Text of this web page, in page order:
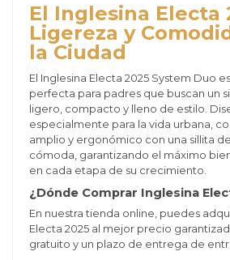
El Inglesina Electa
Ligereza y
la Ciudad
El Inglesina Electa 2025 System Duo
perfecta para padres que buscan un
ligero, compacto y lleno de estilo.
especialmente para la vida urbana,
amplio y ergonómico con una sillita
cómoda, garantizando el máximo
en cada etapa de su crecimiento.
¿Dónde Comprar Inglesina
En nuestra tienda online, puedes
Electa 2025 al mejor precio
gratuito y un plazo de entrega de entre